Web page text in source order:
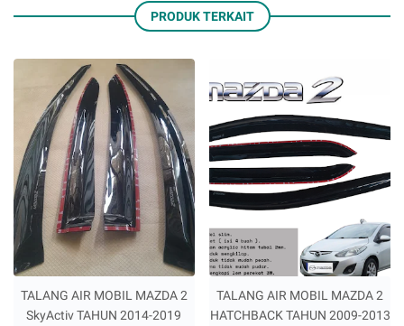
PRODUK TERKAIT
TALANG AIR MOBIL MAZDA 2
SkyActiv TAHUN 2014-2019
TALANG AIR MOBIL MAZDA 2
HATCHBACK TAHUN 2009-2013